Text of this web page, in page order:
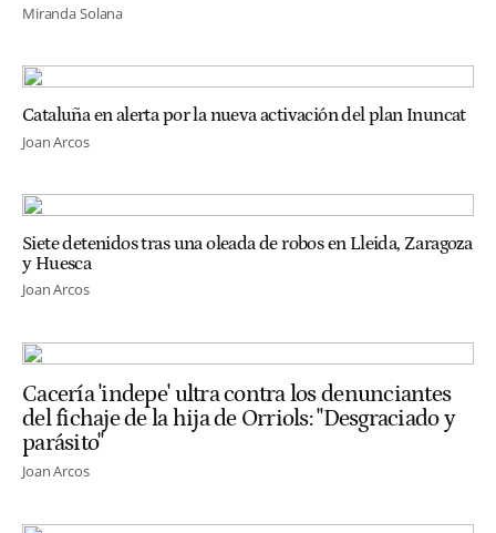
Miranda Solana
Cataluña en alerta por la nueva activación del plan Inuncat
Joan Arcos
Siete detenidos tras una oleada de robos en Lleida, Zaragoza
y Huesca
Joan Arcos
Cacería 'indepe' ultra contra los denunciantes
del fichaje de la hija de Orriols: "Desgraciado y
parásito"
Joan Arcos